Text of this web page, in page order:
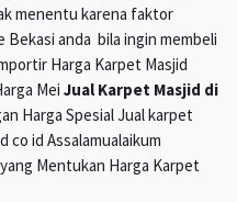
menentu karena faktor
anda bila ingin membeli
Harga Karpet Masjid
Mei Jual Karpet Masjid di
Harga Spesial Jual karpet
co id Assalamualaikum
Mentukan Harga Karpet